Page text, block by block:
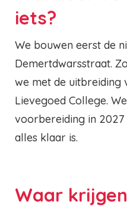
iets?
We bouwen eerst de
Demertdwarsstraat.
we met de uitbreiding
Lievegoed College.
voorbereiding in
alles klaar is.
Waar